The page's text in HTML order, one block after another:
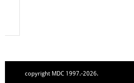
copyright MDC 1997.-2026.